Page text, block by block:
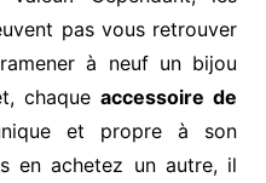
pas vous retrouver
à neuf un bijou
chaqueaccessoire de
et propre à son
en achetez un autre, il